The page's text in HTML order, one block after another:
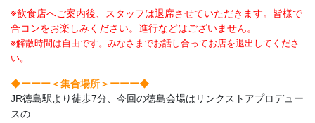
※飲食店へご案内後、スタッフは退席させていただきます。皆様で
合コンをお楽しみください。進行などはございません。
※解散時間は自由です。みなさまでお話し合ってお店を退出してくださ
い。
◆ーーー＜集合場所＞ ーーー◆
JR徳島駅より徒歩7分、今回の徳島会場はリンクストアプロデュー
スの